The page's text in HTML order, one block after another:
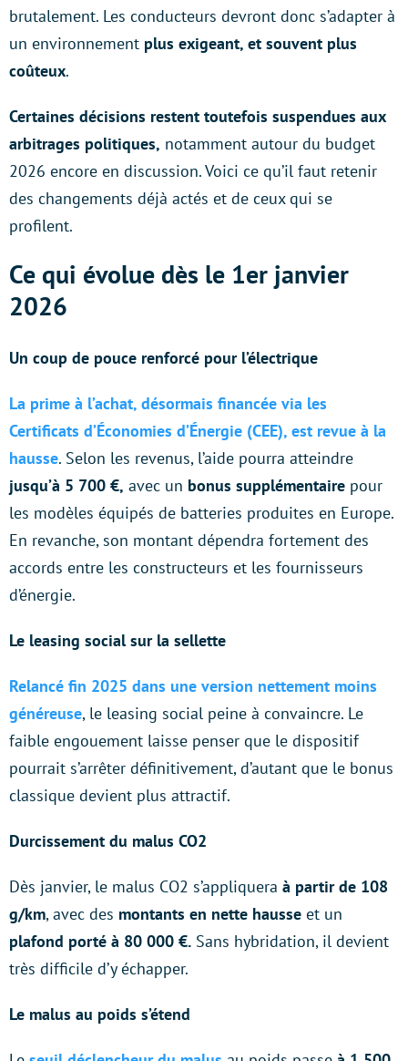
brutalement. Les conducteurs devront donc s’adapter à
un environnement plus exigeant, et souvent plus
coûteux.
Certaines décisions restent toutefois suspendues aux
arbitrages politiques, notamment autour du budget
2026 encore en discussion. Voici ce qu’il faut retenir
des changements déjà actés et de ceux qui se
profilent.
Ce qui évolue dès le 1er janvier
2026
Un coup de pouce renforcé pour l’électrique
La prime à l’achat, désormais financée via les
Certificats d’Économies d’Énergie (CEE), est revue à la
hausse. Selon les revenus, l’aide pourra atteindre
jusqu’à 5 700 €, avec un bonus supplémentaire pour
les modèles équipés de batteries produites en Europe.
En revanche, son montant dépendra fortement des
accords entre les constructeurs et les fournisseurs
d’énergie.
Le leasing social sur la sellette
Relancé fin 2025 dans une version nettement moins
généreuse, le leasing social peine à convaincre. Le
faible engouement laisse penser que le dispositif
pourrait s’arrêter définitivement, d’autant que le bonus
classique devient plus attractif.
Durcissement du malus CO2
Dès janvier, le malus CO2 s’appliquera à partir de 108
g/km, avec des montants en nette hausse et un
plafond porté à 80 000 €. Sans hybridation, il devient
très difficile d’y échapper.
Le malus au poids s’étend